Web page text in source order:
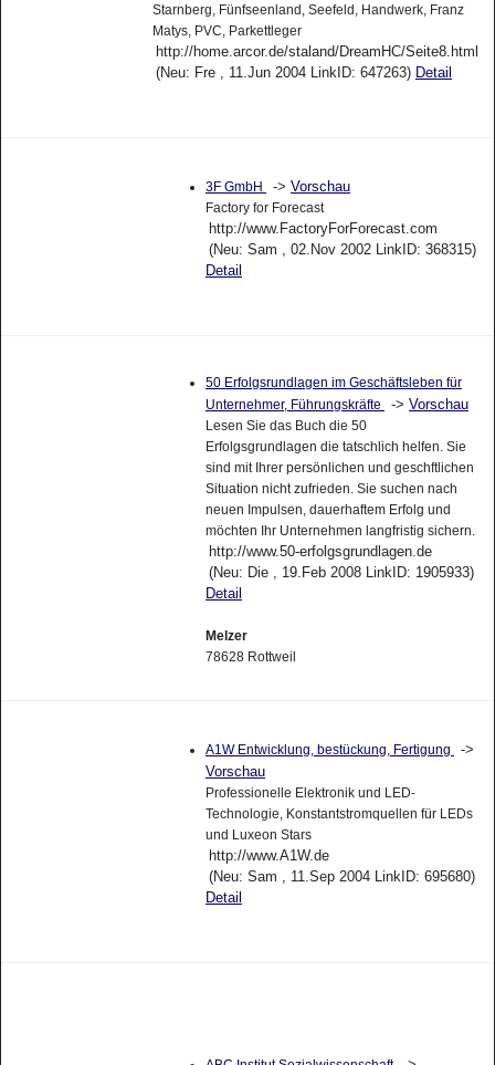
Starnberg, Fünfseenland, Seefeld, Handwerk, Franz
Matys, PVC, Parkettleger
http://home.arcor.de/staland/DreamHC/Seite8.html
(Neu: Fre , 11.Jun 2004 LinkID: 647263) Detail
3F GmbH -> Vorschau
Factory for Forecast
http://www.FactoryForForecast.com
(Neu: Sam , 02.Nov 2002 LinkID: 368315)
Detail
50 Erfolgsrundlagen im Geschäftsleben für
Unternehmer, Führungskräfte
-> Vorschau
Lesen Sie das Buch die 50
Erfolgsgrundlagen die tatschlich helfen. Sie
sind mit Ihrer persönlichen und geschftlichen
Situation nicht zufrieden. Sie suchen nach
neuen Impulsen, dauerhaftem Erfolg und
möchten Ihr Unternehmen langfristig sichern.
http://www.50-erfolgsgrundlagen.de
(Neu: Die , 19.Feb 2008 LinkID: 1905933)
Detail
Melzer
78628 Rottweil
A1W Entwicklung, bestückung, Fertigung
->
Vorschau
Professionelle Elektronik und LED-
Technologie, Konstantstromquellen für LEDs
und Luxeon Stars
http://www.A1W.de
(Neu: Sam , 11.Sep 2004 LinkID: 695680)
Detail